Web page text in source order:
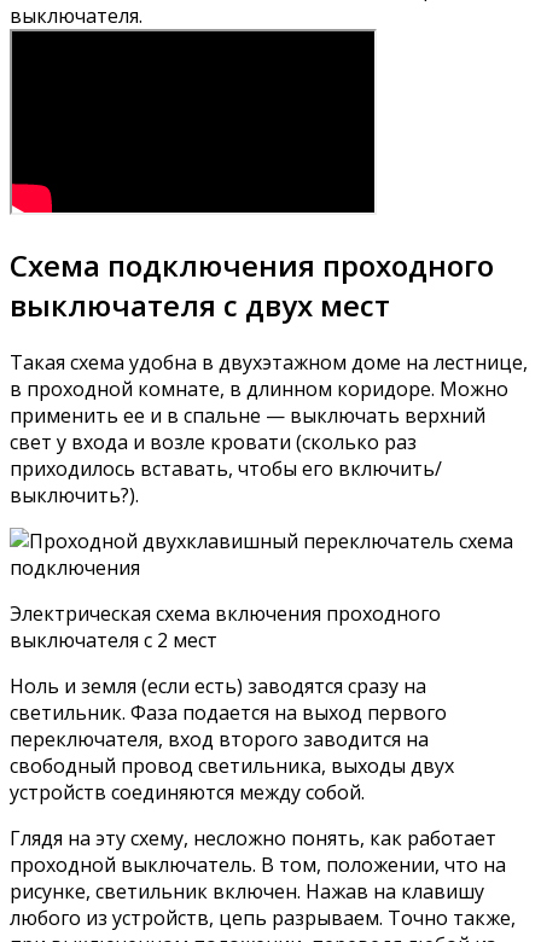
выключателя.
Схема подключения проходного
выключателя с двух мест
Такая схема удобна в двухэтажном доме на лестнице,
в проходной комнате, в длинном коридоре. Можно
применить ее и в спальне — выключать верхний
свет у входа и возле кровати (сколько раз
приходилось вставать, чтобы его включить/
выключить?).
Электрическая схема включения проходного
выключателя с 2 мест
Ноль и земля (если есть) заводятся сразу на
светильник. Фаза подается на выход первого
переключателя, вход второго заводится на
свободный провод светильника, выходы двух
устройств соединяются между собой.
Глядя на эту схему, несложно понять, как работает
проходной выключатель. В том, положении, что на
рисунке, светильник включен. Нажав на клавишу
любого из устройств, цепь разрываем. Точно также,